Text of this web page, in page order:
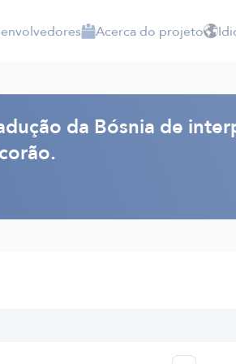
Acerca do projeto
da Bósnia de